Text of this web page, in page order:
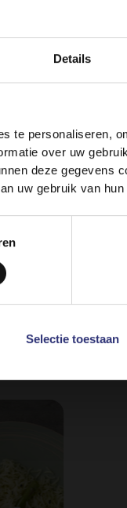
Details
te personaliseren,
over uw
deze gegevens
uw gebruik van
Selectie toestaan
de cassiaboom.
in traditionele
kaneel naar
language